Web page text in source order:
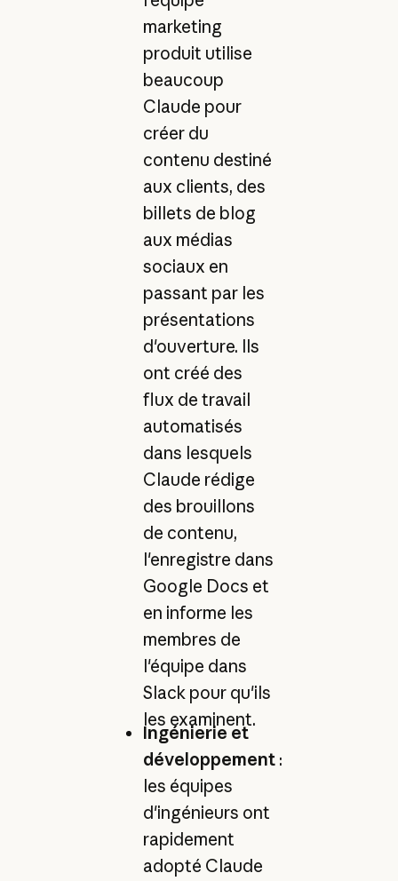
marketing
produit utilise
beaucoup
Claude pour
créer du
contenu destiné
aux clients, des
billets de blog
aux médias
sociaux en
passant par les
présentations
d'ouverture. Ils
ont créé des
flux de travail
automatisés
dans lesquels
Claude rédige
des brouillons
de contenu,
l'enregistre dans
Google Docs et
en informe les
membres de
l'équipe dans
Slack pour qu'ils
les examinent.
Ingénierie et
développement:
les équipes
d'ingénieurs ont
rapidement
adopté Claude